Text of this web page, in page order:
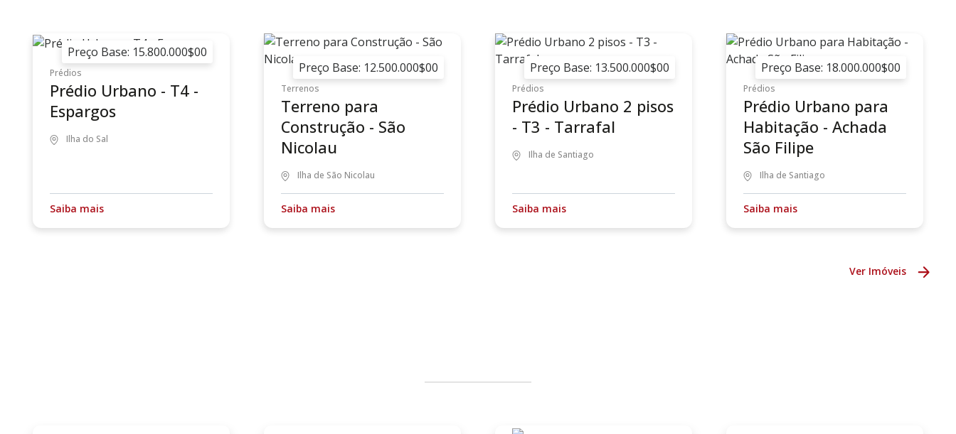
Preço Base: 15.800.000$00
Prédios
Prédio Urbano - T4 -
Espargos
Ilha do Sal
Saiba mais
Preço Base: 12.500.000$00
Terrenos
Terreno para
Construção - São
Nicolau
Ilha de São Nicolau
Saiba mais
Preço Base: 13.500.000$00
Prédios
Prédio Urbano 2 pisos
- T3 - Tarrafal
Ilha de Santiago
Saiba mais
Preço Base: 18.000.000$00
Prédios
Prédio Urbano para
Habitação - Achada
São Filipe
Ilha de Santiago
Saiba mais
Ver Imóveis